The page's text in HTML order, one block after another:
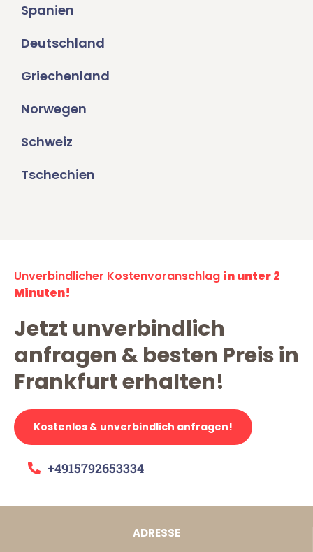
Spanien
Deutschland
Griechenland
Norwegen
Schweiz
Tschechien
Unverbindlicher Kostenvoranschlag in unter 2
Minuten!
Jetzt unverbindlich
anfragen & besten Preis in
Frankfurt erhalten!
Kostenlos & unverbindlich anfragen!
+4915792653334
ADRESSE